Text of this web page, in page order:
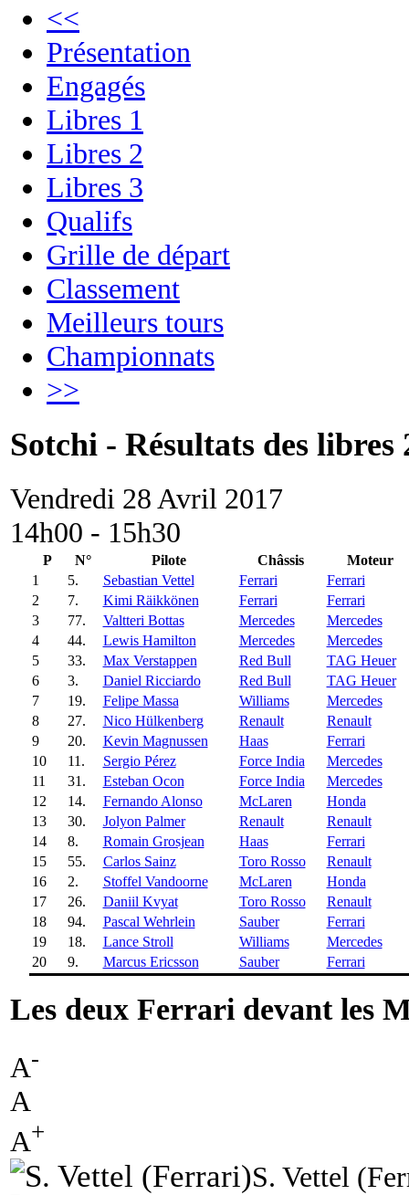
<<
Présentation
Engagés
Libres 1
Libres 2
Libres 3
Qualifs
Grille de départ
Classement
Meilleurs tours
Championnats
>>
Sotchi - Résultats des libres
Vendredi 28 Avril 2017
14h00 - 15h30
P N° Pilote Châssis
Moteur
1
5. Sebastian Vettel Ferrari
Ferrari
2
7. Kimi Räikkönen Ferrari
Ferrari
3
77. Valtteri Bottas Mercedes
Mercedes
4
44. Lewis Hamilton Mercedes
Mercedes
5
33. Max Verstappen Red Bull
TAG Heuer
6
3. Daniel Ricciardo Red Bull
TAG Heuer
7
19. Felipe Massa Williams
Mercedes
8
27. Nico Hülkenberg Renault
Renault
9
20. Kevin Magnussen Haas
Ferrari
10
11. Sergio Pérez Force India
Mercedes
11
31. Esteban Ocon Force India
Mercedes
12
14. Fernando Alonso McLaren
Honda
13
30. Jolyon Palmer Renault
Renault
14
8. Romain Grosjean Haas
Ferrari
15
55. Carlos Sainz Toro Rosso
Renault
16
2. Stoffel Vandoorne McLaren
Honda
17
26. Daniil Kvyat Toro Rosso
Renault
18
94. Pascal Wehrlein Sauber
Ferrari
19
18. Lance Stroll Williams
Mercedes
20
9. Marcus Ericsson Sauber Ferrari
Les deux Ferrari devant les
A-
A
A+
S. Vettel